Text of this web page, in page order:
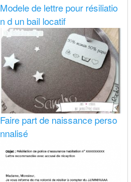
Modele de lettre pour résiliatio
n d un bail locatif
Faire part de naissance perso
nnalisé